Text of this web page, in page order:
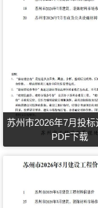
苏州市2026年7月投标
PDF下载